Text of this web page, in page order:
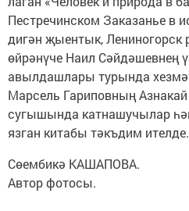
Пестречинском Заказанье в
дигән җыентык, Лениногорск
өйрәнүче Наил Сәйдәшевнең
авылдашлары турында
Марсель Гариповның
сугышында катнашучылар
язган китабы тәкъдим ителде.
Сөембикә КАШАПОВА.
Автор фотосы.